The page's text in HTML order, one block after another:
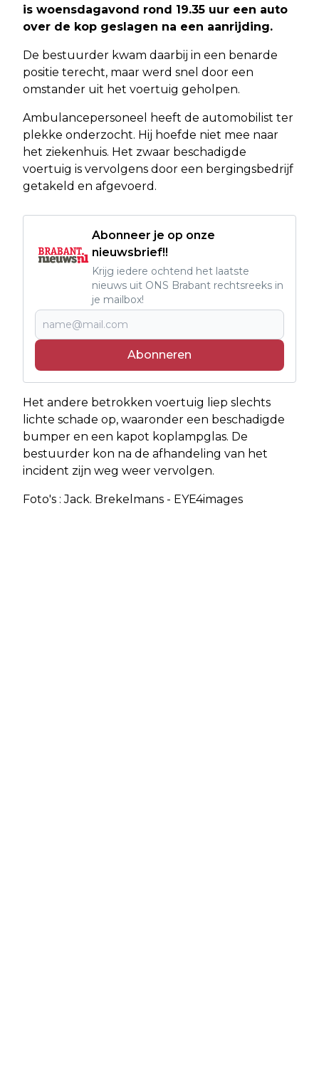
is woensdagavond rond 19.35 uur een auto
over de kop geslagen na een aanrijding.
De bestuurder kwam daarbij in een benarde
positie terecht, maar werd snel door een
omstander uit het voertuig geholpen.
Ambulancepersoneel heeft de automobilist ter
plekke onderzocht. Hij hoefde niet mee naar
het ziekenhuis. Het zwaar beschadigde
voertuig is vervolgens door een bergingsbedrijf
getakeld en afgevoerd.
Abonneer je op onze
nieuwsbrief!!
Krijg iedere ochtend het laatste
nieuws uit ONS Brabant rechtsreeks in
je mailbox!
Abonneren
Het andere betrokken voertuig liep slechts
lichte schade op, waaronder een beschadigde
bumper en een kapot koplampglas. De
bestuurder kon na de afhandeling van het
incident zijn weg weer vervolgen.
Foto's : Jack. Brekelmans - EYE4images